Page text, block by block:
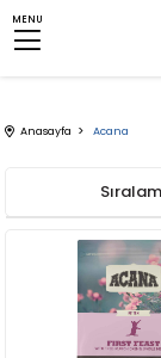
MENU
Anasayfa Acana